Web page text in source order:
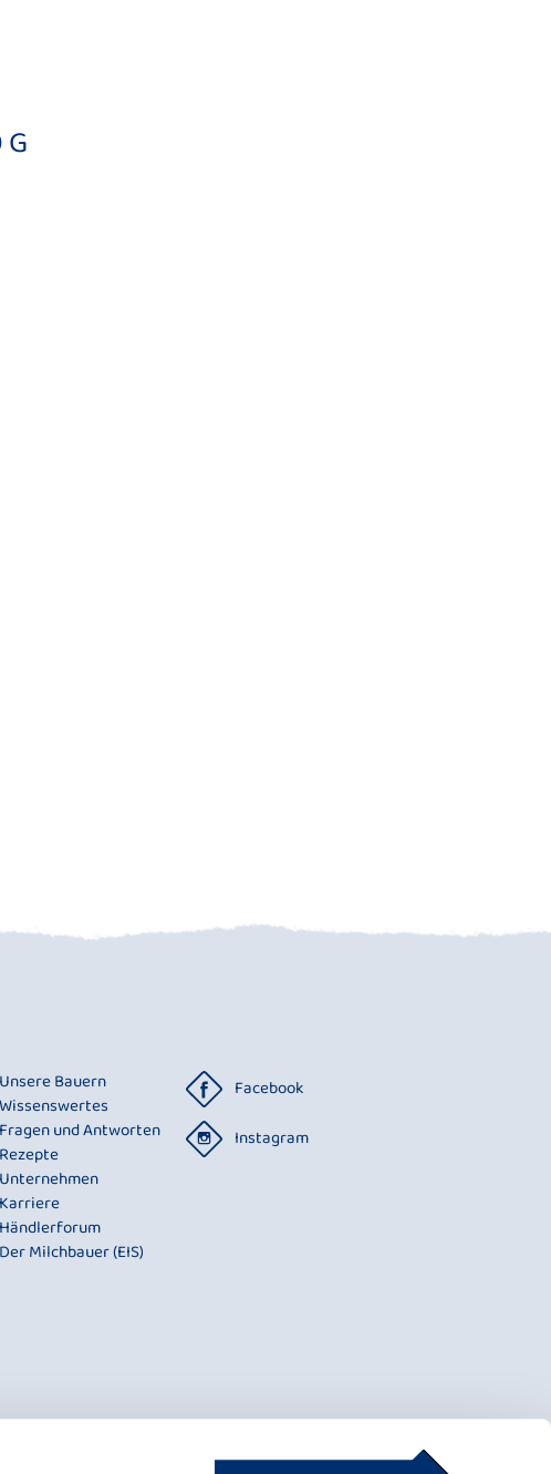
Unsere Bauern
Wissenswertes
Fragen und Antworten
Rezepte
Unternehmen
Karriere
Händlerforum
Der Milchbauer (EIS)
Facebook
Instagram